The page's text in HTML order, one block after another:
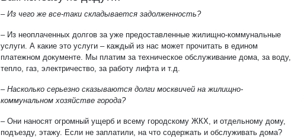
– Из чего же все-таки складывается задолженность?
– Из неоплаченных долгов за уже предоставленные жилищно-коммунальные
услуги. А какие это услуги – каждый из нас может прочитать в едином
платежном документе. Мы платим за техническое обслуживание дома, за воду,
тепло, газ, электричество, за работу лифта и т.д.
– Насколько серьезно сказываются долги москвичей на жилищно-
коммунальном хозяйстве города?
– Они наносят огромный ущерб и всему городскому ЖКХ, и отдельному дому,
подъезду, этажу. Если не заплатили, на что содержать и обслуживать дома?